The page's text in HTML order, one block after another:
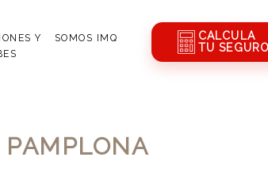
Y
SOMOS IMQ
CALCULA
TU